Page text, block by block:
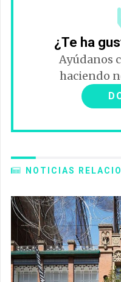
¿Te ha
Ayúdanos
haciendo
NOTICIAS